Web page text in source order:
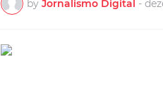
by Jornalismo Digital -